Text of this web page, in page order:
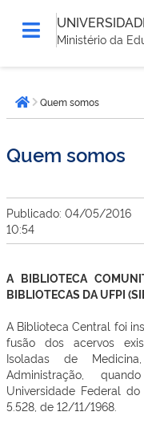
Ministério da
está
aqui:Página inicial
Quem somos
Quem somos
Publicado: 04/05/2016
10:54
A BIBLIOTECA
BIBLIOTECAS DA UFPI
A Biblioteca Central foi
fusão dos acervos
Isoladas de
Administração,
Universidade Federal
5.528, de 12/11/1968.